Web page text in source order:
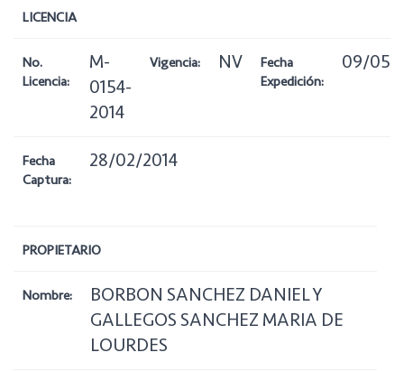
LICENCIA
No.
Licencia:
M-
0154-
2014
Vigencia: NV
Fecha
Expedición:
09/05/
Fecha
Captura:
28/02/2014
PROPIETARIO
Nombre:
BORBON SANCHEZ DANIEL Y
GALLEGOS SANCHEZ MARIA DE
LOURDES